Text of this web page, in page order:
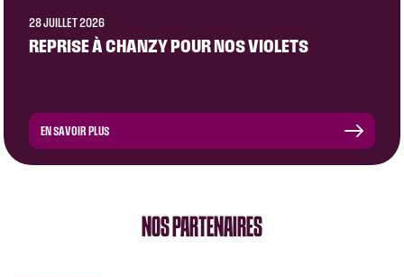
28 JUILLET 2026
REPRISE À CHANZY POUR NOS VIOLETS
EN SAVOIR PLUS
NOS PARTENAIRES